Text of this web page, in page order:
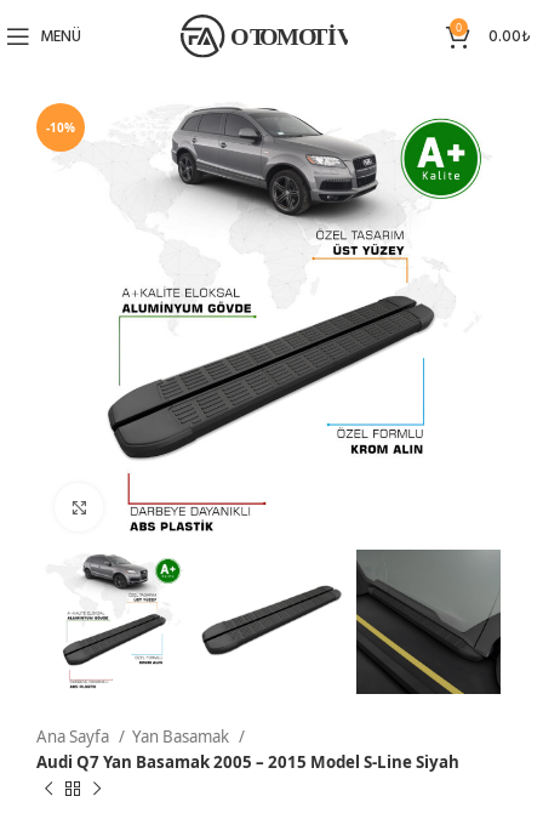
MENÜ 0 0.00₺
-10%
Büyütmek için tıklayın
Ana Sayfa
Yan Basamak
Audi Q7 Yan Basamak 2005 – 2015 Model S-Line Siyah